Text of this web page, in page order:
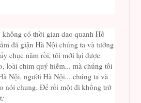
có thời gian dạo quanh Hồ
đã giận Hà Nội chúng ta và tưởng
chục năm rồi, tôi mới lại được
loài chim quý hiếm... mà chúng tôi
Nội, người Hà Nội... chúng ta và
nói chung. Để rồi một đi không trở
: